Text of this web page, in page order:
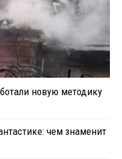
новую методику
чем знаменит